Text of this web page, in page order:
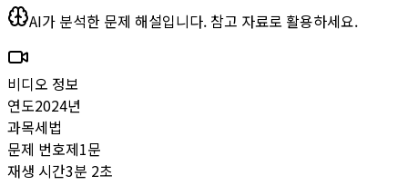
AI가 분석한 문제 해설입니다. 참고 자료로 활용하세요.
비디오 정보
연도2024년
과목세법
문제 번호제1문
재생 시간3분 2초